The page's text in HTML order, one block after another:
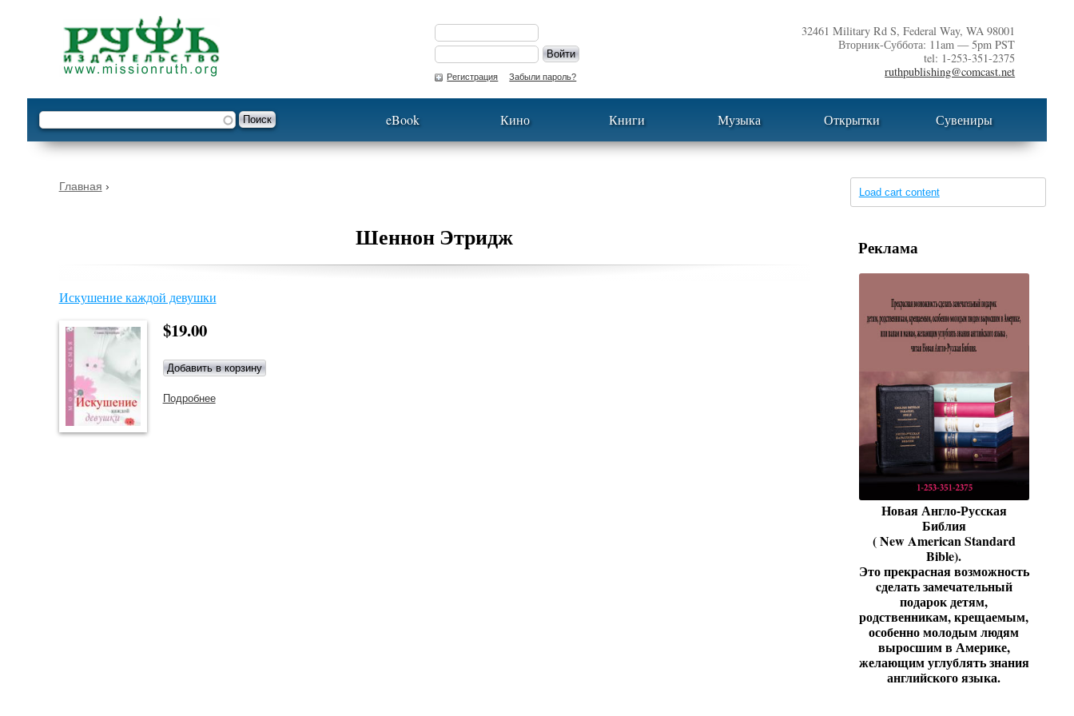
Регистрация Забыли пароль?
32461 Military Rd S, Federal Way, WA 98001
Вторник-Суббота: 11am — 5pm PST
tel: 1-253-351-2375
ruthpublishing@comcast.net
Форма поиска
Поиск eBook Кино Книги Музыка Открытки Сувениры
Вы здесь
Главная ›
Шеннон Этридж
Искушение каждой девушки
$19.00
Подробнеео Искушение каждой девушки
Load cart content
Реклама
Новая Англо-Русская
Библия
( New American Standard
Bible).
Это прекрасная возможность
cделать замечательный
подарок детям,
родственникам, крещаемым,
особенно молодым людям
выросшим в Америке,
желающим углублять знания
английского языка.